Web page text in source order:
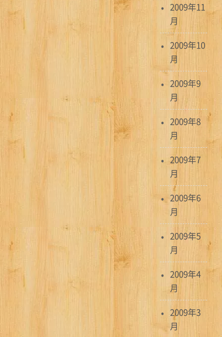
2009年11
月
2009年10
月
2009年9
月
2009年8
月
2009年7
月
2009年6
月
2009年5
月
2009年4
月
2009年3
月